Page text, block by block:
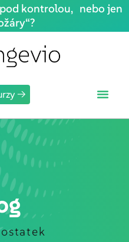
kontrolou, nebo jen
→
Sign up
in
Lost your password?